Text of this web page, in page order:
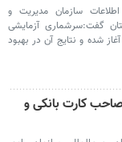
سازمان مدیریت و
گفت:سرشماری آزمایشی
شده و نتایج آن در بهبود
کارت بانکی و